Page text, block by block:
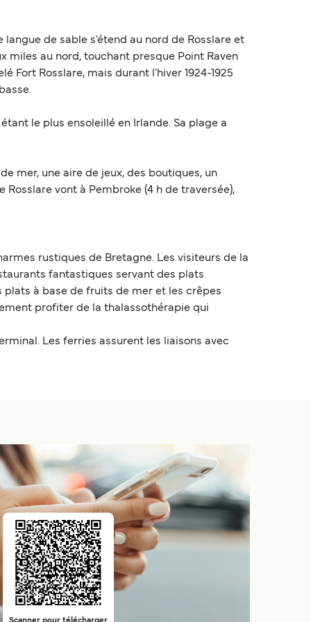
de sable s'étend au nord de Rosslare et
miles au nord, touchant presque Point Raven
Rosslare, mais durant l'hiver 1924-1925
le plus ensoleillé en Irlande. Sa plage a
mer, une aire de jeux, des boutiques, un
vont à Pembroke (4 h de traversée),
rustiques de Bretagne. Les visiteurs de la
fantastiques servant des plats
à base de fruits de mer et les crêpes
profiter de la thalassothérapie qui
Les ferries assurent les liaisons avec
Scanner pour télécharger